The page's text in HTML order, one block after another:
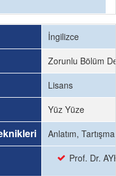
İngilizce
Zorunlu Bölüm
Lisans
Yüz Yüze
Anlatım,
Prof. Dr.